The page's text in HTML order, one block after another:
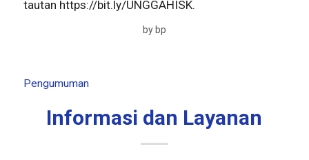
tautan https://bit.ly/UNGGAHISK.
by bp
Pengumuman
Informasi dan Layanan